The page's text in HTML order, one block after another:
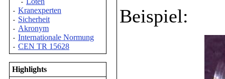
-
- Kranexperten
- Sicherheit
- Akronym
- Internationale Normung
- CEN TR 15628
Highlights
Beispiel: